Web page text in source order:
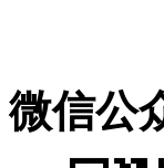
微信公